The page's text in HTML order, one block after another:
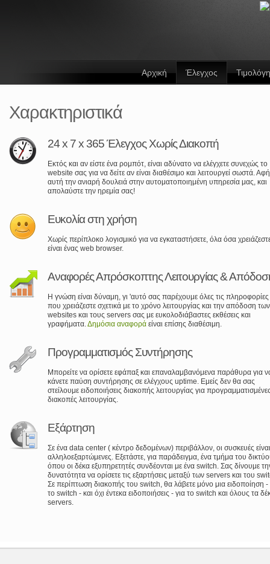
Αρχική Έλεγχος
Χαρακτηριστικά
24 x 7 x 365 Έλεγχος Χωρίς Διακοπή
Εκτός και αν είστε ένα ρομπότ, είναι αδύνατο να ελέγχετε συνεχώς το
website σας για να δείτε αν είναι διαθέσιμο και λειτουργεί σωστά.
αυτή την ανιαρή δουλειά στην αυτοματοποιημένη υπηρεσία μας, και
απολαύστε την ηρεμία σας!
Ευκολία στη χρήση
Χωρίς περίπλοκο λογισμικό για να εγκαταστήσετε, όλα όσα
είναι ένας web browser.
Αναφορές Απρόσκοπτης Λειτουργίας &
Η γνώση είναι δύναμη, γι 'αυτό σας παρέχουμε όλες τις πληροφορίες
που χρειάζεστε σχετικά με το χρόνο λειτουργίας και την απόδοση των
websites και τους servers σας με ευκολοδιάβαστες εκθέσεις και
γραφήματα.Δημόσια αναφορά είναι επίσης διαθέσιμη.
Προγραμματισμός Συντήρησης
Μπορείτε να ορίσετε εφάπαξ και επαναλαμβανόμενα παράθυρα για
κάνετε παύση συντήρησης σε ελέγχους uptime. Εμείς δεν θα σας
στείλουμε ειδοποιήσεις διακοπής λειτουργίας για
διακοπές λειτουργίας.
Εξάρτηση
Σε ένα data center ( κέντρο δεδομένων) περιβάλλον, οι συσκευές είναι
αλληλοεξαρτώμενες. Εξετάστε, για παράδειγμα, ένα τμήμα του
όπου οι δέκα εξυπηρετητές συνδέονται με ένα switch. Σας δίνουμε
δυνατότητα να ορίσετε τις εξαρτήσεις μεταξύ των servers και του
Σε περίπτωση διακοπής του switch, θα λάβετε μόνο μια ειδοποίηση -
το switch - και όχι έντεκα ειδοποιήσεις - για το switch και όλους τα
servers.